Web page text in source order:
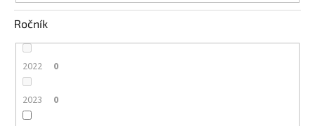
Ročník
2022 0
2023 0